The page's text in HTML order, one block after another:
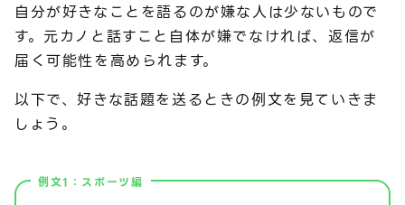
自分が好きなことを語るのが嫌な人は少ないもので
す。元カノと話すこと自体が嫌でなければ、返信が
届く可能性を高められます。
以下で、好きな話題を送るときの例文を見ていきま
しょう。
例文1：スポーツ編